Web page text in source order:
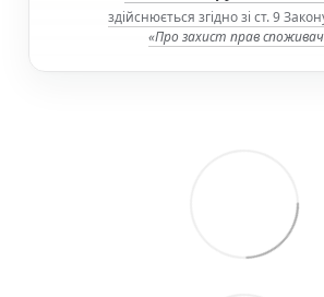
здійснюється згідно зі ст. 9
«Про захист прав